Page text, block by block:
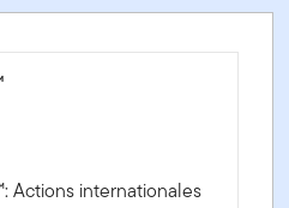
Actions internationales